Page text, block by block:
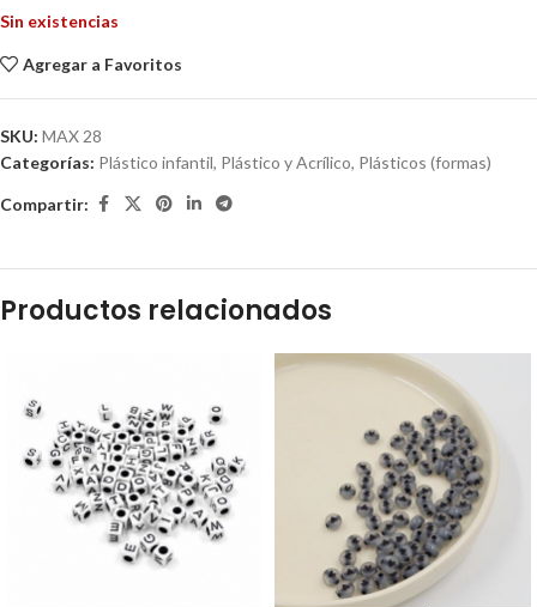
Sin existencias
Agregar a Favoritos
SKU: MAX 28
Categorías: Plástico infantil, Plástico y Acrílico, Plásticos (formas)
Compartir:
Productos relacionados